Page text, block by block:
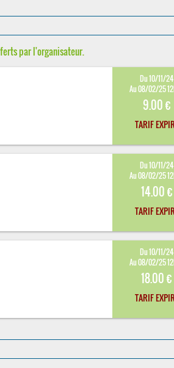
par l'organisateur.
Du 10/11/24
Au 08/02/25
9.00 €
TARIF
Du 10/11/24
Au 08/02/25
14.00 €
TARIF
Du 10/11/24
Au 08/02/25
18.00 €
TARIF